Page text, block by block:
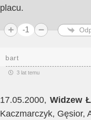
placu.
-1
bart
3 lat temu
17.05.2000, Widzew
Kaczmarczyk, Gęsior,